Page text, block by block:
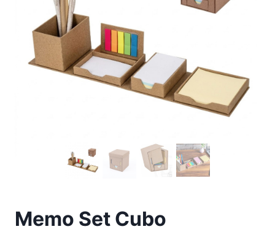
Memo Set Cubo